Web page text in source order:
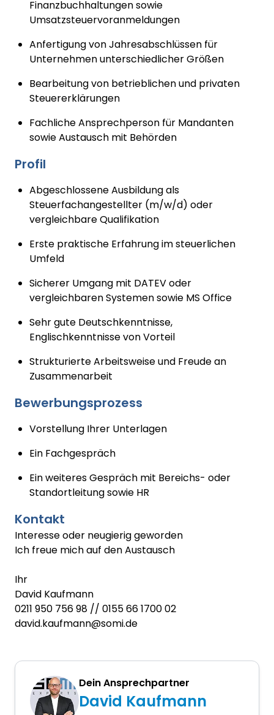
Finanzbuchhaltungen sowie
Umsatzsteuervoranmeldungen
Anfertigung von Jahresabschlüssen für
Unternehmen unterschiedlicher Größen
Bearbeitung von betrieblichen und privaten
Steuererklärungen
Fachliche Ansprechperson für Mandanten
sowie Austausch mit Behörden
Profil
Abgeschlossene Ausbildung als
Steuerfachangestellter (m/w/d) oder
vergleichbare Qualifikation
Erste praktische Erfahrung im steuerlichen
Umfeld
Sicherer Umgang mit DATEV oder
vergleichbaren Systemen sowie MS Office
Sehr gute Deutschkenntnisse,
Englischkenntnisse von Vorteil
Strukturierte Arbeitsweise und Freude an
Zusammenarbeit
Bewerbungsprozess
Vorstellung Ihrer Unterlagen
Ein Fachgespräch
Ein weiteres Gespräch mit Bereichs- oder
Standortleitung sowie HR
Kontakt
Interesse oder neugierig geworden
Ich freue mich auf den Austausch
Ihr
David Kaufmann
0211 950 756 98 // 0155 66 1700 02
david.kaufmann@somi.de
Dein Ansprechpartner
David Kaufmann